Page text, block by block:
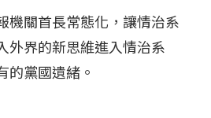
機關首長常態化，讓情治系
外界的新思維進入情治系
的黨國遺緒。